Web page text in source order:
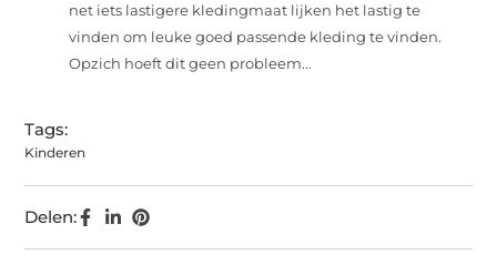
net iets lastigere kledingmaat lijken het lastig te
vinden om leuke goed passende kleding te vinden.
Opzich hoeft dit geen probleem...
Tags:
Kinderen
Delen: